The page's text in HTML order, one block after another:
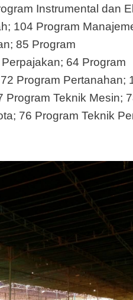
Instrumental dan
104 Program
85 Program
64 Program
Program Pertanahan;
Program Teknik Mesin;
76 Program Teknik